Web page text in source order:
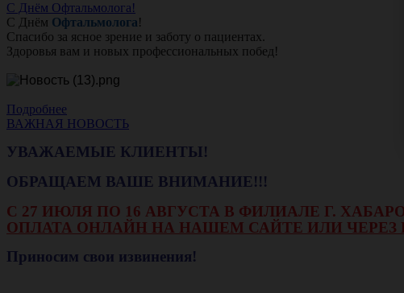
С Днём Офтальмолога!
С Днём Офтальмолога!
Спасибо за ясное зрение и заботу о пациентах.
Здоровья вам и новых профессиональных побед!
Подробнее
ВАЖНАЯ НОВОСТЬ
УВАЖАЕМЫЕ КЛИЕНТЫ!
ОБРАЩАЕМ ВАШЕ ВНИМАНИЕ!!!
С 27 ИЮЛЯ ПО 16 АВГУСТА В ФИЛИАЛЕ Г.
ОПЛАТА ОНЛАЙН НА НАШЕМ САЙТЕ ИЛИ ЧЕРЕЗ
Приносим свои извинения!